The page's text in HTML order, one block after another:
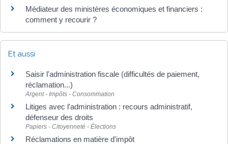
Médiateur des ministères économiques et financiers :
comment y recourir ?
Et aussi
Saisir l'administration fiscale (difficultés de paiement,
réclamation...)
Argent - Impôts - Consommation
Litiges avec l'administration : recours administratif,
défenseur des droits
Papiers - Citoyenneté - Élections
Réclamations en matière d'impôt